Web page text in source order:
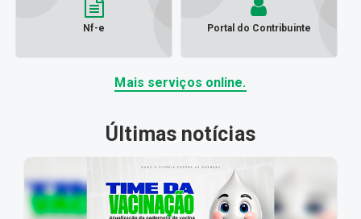
Nf-e Portal do Contribuinte
Mais serviços online.
Últimas notícias